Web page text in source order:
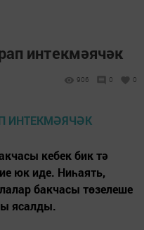
интекмәячәк
906 0 0
кебек бик тә
юк иде. Ниһаять,
бакчасы төзелеше
ясалды.